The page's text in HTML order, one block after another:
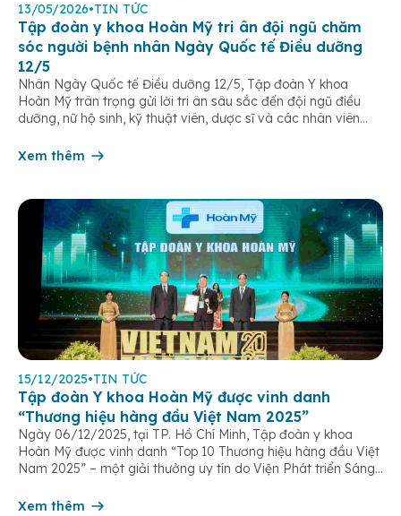
13/05/2026•TIN TỨC
Tập đoàn y khoa Hoàn Mỹ tri ân đội ngũ chăm
sóc người bệnh nhân Ngày Quốc tế Điều dưỡng
12/5
Nhân Ngày Quốc tế Điều dưỡng 12/5, Tập đoàn Y khoa
Hoàn Mỹ trân trọng gửi lời tri ân sâu sắc đến đội ngũ điều
dưỡng, nữ hộ sinh, kỹ thuật viên, dược sĩ và các nhân viên
âm thầm đồng hành trên […]
Xem thêm
15/12/2025•TIN TỨC
Tập đoàn Y khoa Hoàn Mỹ được vinh danh
“Thương hiệu hàng đầu Việt Nam 2025”
Ngày 06/12/2025, tại TP. Hồ Chí Minh, Tập đoàn y khoa
Hoàn Mỹ được vinh danh “Top 10 Thương hiệu hàng đầu Việt
Nam 2025” – một giải thưởng uy tín do Viện Phát triển Sáng
cứu Phát triển Doanh nghiệp Châu Á […]
Xem thêm